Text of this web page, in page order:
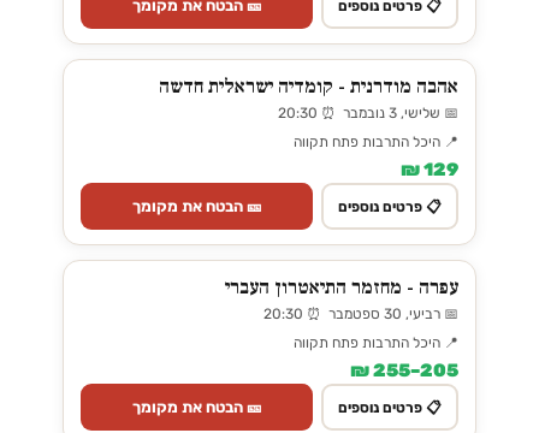
📋 פרטים נוספים 🎫 הבטח את מקומך
אהבה מודרנית - קומדיה ישראלית חדשה
📅 שלישי, 3 נובמבר ⏰ 20:30
📍 היכל התרבות פתח תקווה
129 ₪
📋 פרטים נוספים 🎫 הבטח את מקומך
עפרה - מחזמר התיאטרון העברי
📅 רביעי, 30 ספטמבר ⏰ 20:30
📍 היכל התרבות פתח תקווה
205–255 ₪
📋 פרטים נוספים 🎫 הבטח את מקומך